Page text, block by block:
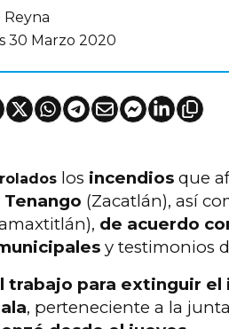
Reyna
30 Marzo 2020
los incendios que
Tenango (Zacatlán), así
de acuerdo
y testimonios
trabajo para extinguir el
, perteneciente a la